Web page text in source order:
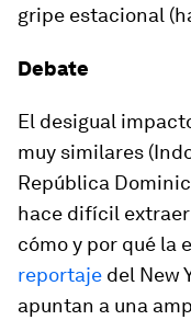
gripe estacional
Debate
El desigual
muy similares
República
hace difícil
cómo y por qué la
reportaje del New
apuntan a una